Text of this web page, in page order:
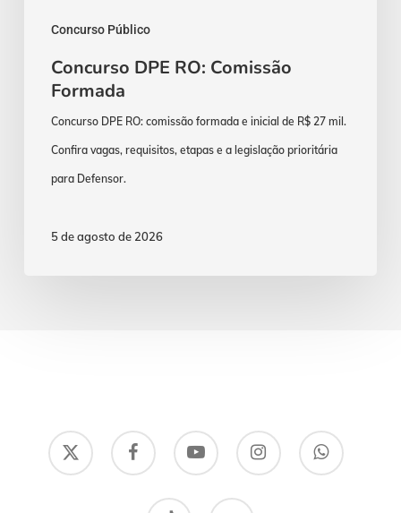
Concurso Público
Concurso DPE RO: Comissão
Formada
Concurso DPE RO: comissão formada e inicial de R$ 27 mil.
Confira vagas, requisitos, etapas e a legislação prioritária
para Defensor.
5 de agosto de 2026
x-
twitter
facebook youtube instagram whatsapp
tiktok email